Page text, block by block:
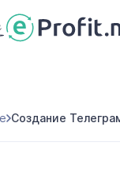
Создание